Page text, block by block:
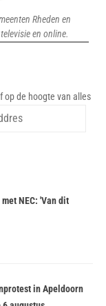
Rheden en
en online.
op de hoogte van alles
NEC: 'Van dit
in Apeldoorn